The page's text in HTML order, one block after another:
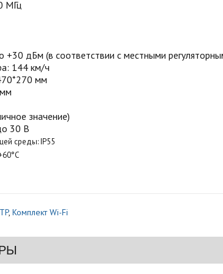
МГц
дБм (в соответствии с местными
144 км/ч
мм
значение)
30 В
среды:IP55
, Комплект Wi-Fi